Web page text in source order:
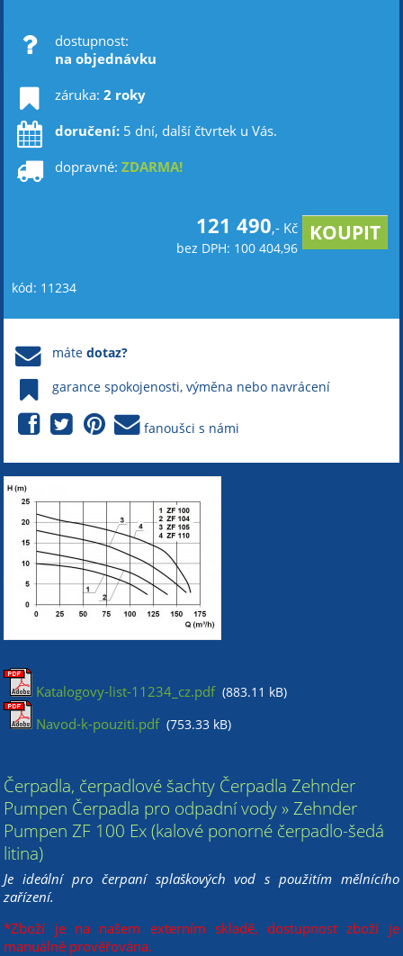
dostupnost:
na objednávku
záruka: 2 roky
doručení: 5 dní, další čtvrtek u Vás.
dopravné: ZDARMA!
121 490,- Kč
bez DPH: 100 404,96
kód: 11234
mátedotaz?
garance spokojenosti, výměna nebo navrácení
fanoušci s námi
Katalogovy-list-11234_cz.pdf (883.11 kB)
Navod-k-pouziti.pdf (753.33 kB)
Čerpadla, čerpadlové šachty Čerpadla Zehnder
Pumpen Čerpadla pro odpadní vody » Zehnder
Pumpen ZF 100 Ex (kalové ponorné čerpadlo-šedá
litina)
Je ideální pro čerpaní splaškových vod s použitím mělnícího
zařízení.
*Zboží je na našem externím skladě, dostupnost zboží je
manuálně prověřována.